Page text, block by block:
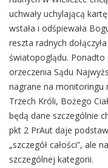
uchwały uchylającą
wstała i odśpiewała
reszta radnych
światopoglądu.
orzeczenia Sądu
nagrane na monitoringu
Trzech Króli, Bożego
będą dane szczególnie
pkt 2 PrAut daje
„szczegół całości”, ale
szczególnej kategorii.